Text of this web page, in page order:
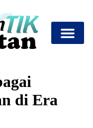
di Era